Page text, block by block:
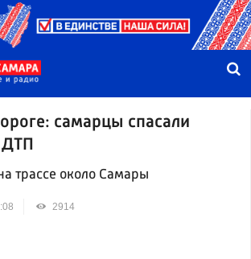
самарцы спасали
ДТП
трассе около Самары
2914